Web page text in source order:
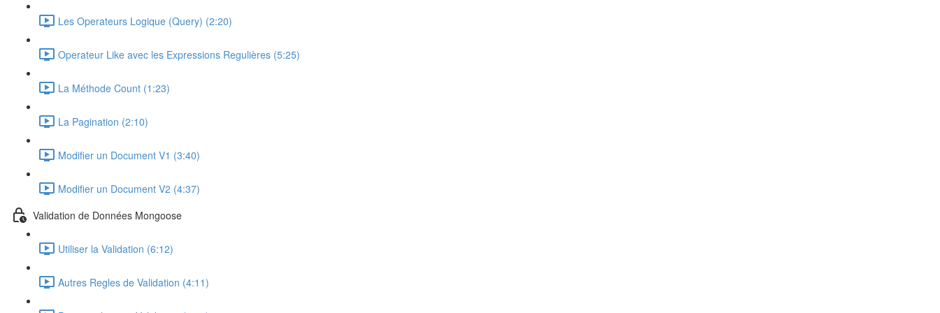
Les Operateurs Logique (Query) (2:20)
Operateur Like avec les Expressions Regulières (5:25)
La Méthode Count (1:23)
La Pagination (2:10)
Modifier un Document V1 (3:40)
Modifier un Document V2 (4:37)
Validation de Données Mongoose
Utiliser la Validation (6:12)
Autres Regles de Validation (4:11)